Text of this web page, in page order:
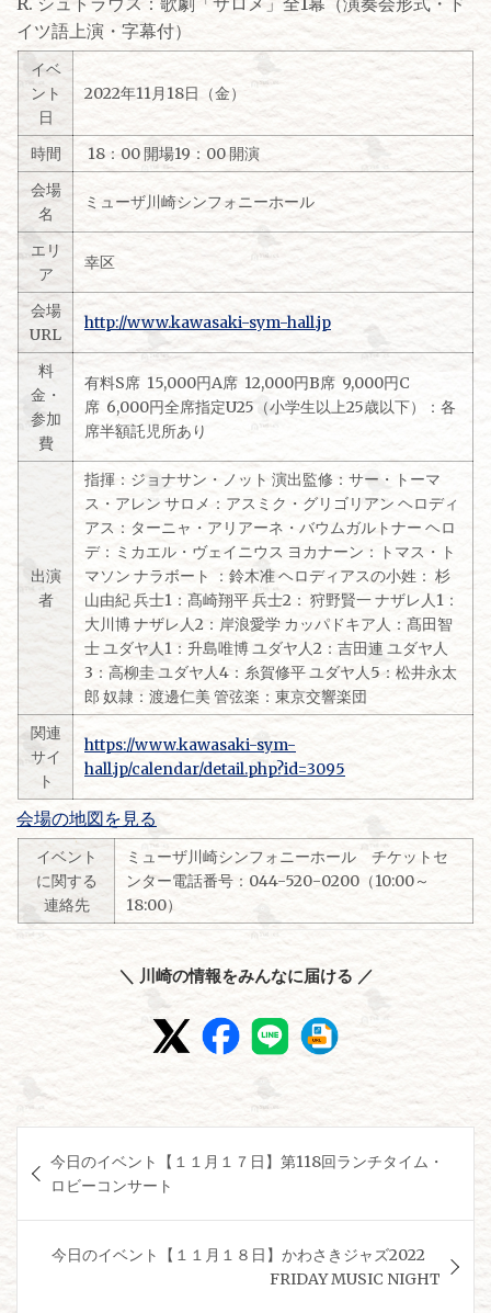
イツ語上演・字幕付）
イベ
ント
日
2022年11月18日（金）
時間
18：00 開場19：00 開演
会場
名
ミューザ川崎シンフォニーホール
エリ
ア
幸区
会場
URL
http://www.kawasaki-sym-hall.jp
料
金・
参加
費
有料S席 15,000円A席 12,000円B席 9,000円C
席 6,000円全席指定U25（小学生以上25歳以下）：各
席半額託児所あり
出演
者
指揮：ジョナサン・ノット 演出監修：サー・トーマ
ス・アレン サロメ：アスミク・グリゴリアン ヘロディ
アス：ターニャ・アリアーネ・バウムガルトナー ヘロ
デ：ミカエル・ヴェイニウス ヨカナーン：トマス・ト
マソン ナラボート ：鈴木准 ヘロディアスの小姓： 杉
山由紀 兵士1：髙崎翔平 兵士2： 狩野賢一 ナザレ人1：
大川博 ナザレ人2：岸浪愛学 カッパドキア人：髙田智
士 ユダヤ人1：升島唯博 ユダヤ人2：吉田連 ユダヤ人
3：高柳圭 ユダヤ人4：糸賀修平 ユダヤ人5：松井永太
郎 奴隷：渡邊仁美 管弦楽：東京交響楽団
関連
サイ
ト
https://www.kawasaki-sym-
hall.jp/calendar/detail.php?id=3095
会場の地図を見る
イベント
に関する
連絡先
ミューザ川崎シンフォニーホール チケットセ
ンター電話番号：044-520-0200（10:00～
18:00）
＼ 川崎の情報をみんなに届ける ／
稿
ナ
今日のイベント【１１月１７日】第118回ランチタイム・
ロビーコンサート
今日のイベント【１１月１８日】かわさきジャズ2022
FRIDAY MUSIC NIGHT